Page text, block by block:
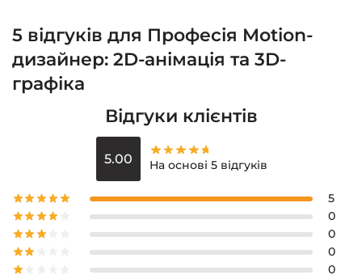
5 відгуків для Професія Motion-
дизайнер: 2D-анімація та 3D-
графіка
Відгуки клієнтів
5.00 На основі 5 відгуків
5
0
0
0
0